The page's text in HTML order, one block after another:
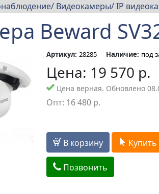
Видеокамеры IP
Beward
Артикул: 28285 Наличие: под
Цена: 19 570 р.
Цена верная. Обновлено
Опт: 16 480р.
В корзину Купить
Позвонить